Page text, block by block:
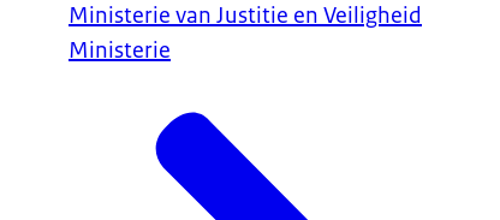
Ministerie van Justitie en Veiligheid
Ministerie